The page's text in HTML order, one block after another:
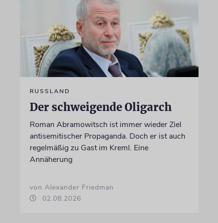
RUSSLAND
Der schweigende Oligarch
Roman Abramowitsch ist immer wieder Ziel
antisemitischer Propaganda. Doch er ist auch
regelmäßig zu Gast im Kreml. Eine
Annäherung
von Alexander Friedman
02.08.2026